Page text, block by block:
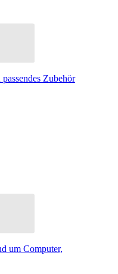
Zubehör
um Computer,